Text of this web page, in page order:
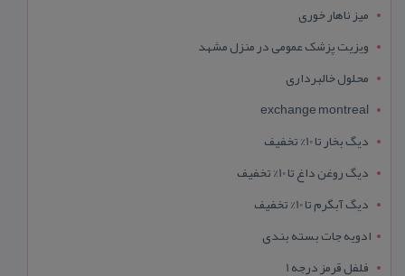
میز ناهار خوری
ویزیت پزشک عمومی در منزل مشهد
محلول خالبرداری
exchange montreal
دیگ بخار تا 10% تخفیف
دیگ روغن داغ تا 10% تخفیف
دیگ آبگرم تا 10% تخفیف
ادویه جات بسته بندی
فلفل قرمز درجه 1